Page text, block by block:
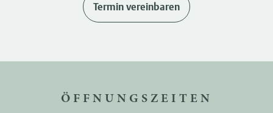
Termin vereinbaren
ÖFFNUNGSZEITEN